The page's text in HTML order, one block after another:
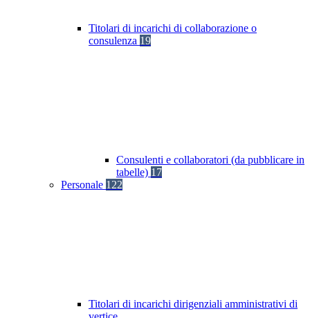
Titolari di incarichi di collaborazione o
consulenza 19
Consulenti e collaboratori (da pubblicare in
tabelle) 17
Personale 122
Titolari di incarichi dirigenziali amministrativi di